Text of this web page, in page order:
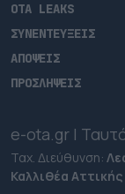
OTA LEAKS
ΣΥΝΕΝΤΕΥΞΕΙΣ
ΑΠΟΨΕΙΣ
ΠΡΟΣΛΗΨΕΙΣ
e-ota.gr |
Ταχ. Διεύθυνση:
Καλλιθέα Αττικής